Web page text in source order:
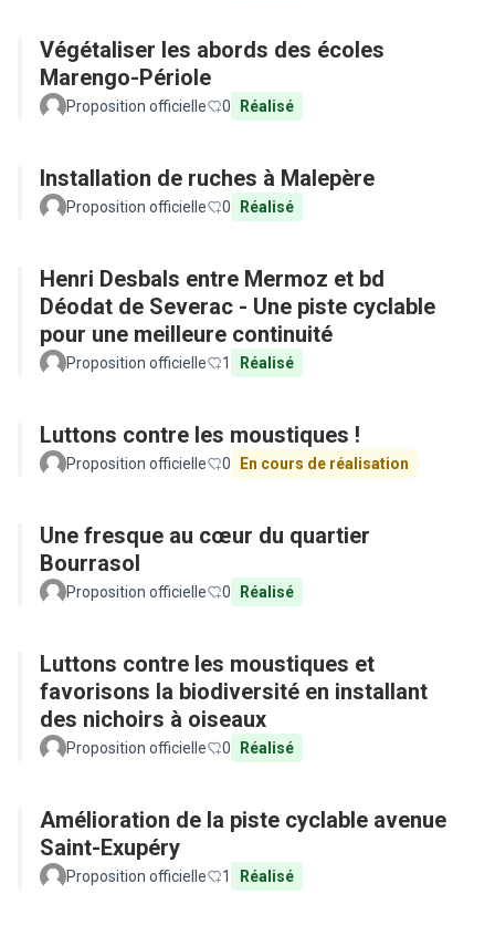
Végétaliser les abords des écoles
Marengo-Périole
Proposition officielle 0 Réalisé
Installation de ruches à Malepère
Proposition officielle 0 Réalisé
Henri Desbals entre Mermoz et bd
Déodat de Severac - Une piste cyclable
pour une meilleure continuité
Proposition officielle 1 Réalisé
Luttons contre les moustiques !
Proposition officielle 0 En cours de réalisation
Une fresque au cœur du quartier
Bourrasol
Proposition officielle 0 Réalisé
Luttons contre les moustiques et
favorisons la biodiversité en installant
des nichoirs à oiseaux
Proposition officielle 0 Réalisé
Amélioration de la piste cyclable avenue
Saint-Exupéry
Proposition officielle 1 Réalisé